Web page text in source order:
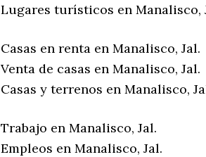
Lugares turísticos en Manalisco,
Casas en renta en Manalisco, Jal.
Venta de casas en Manalisco, Jal.
Casas y terrenos en Manalisco,
Trabajo en Manalisco, Jal.
Empleos en Manalisco, Jal.